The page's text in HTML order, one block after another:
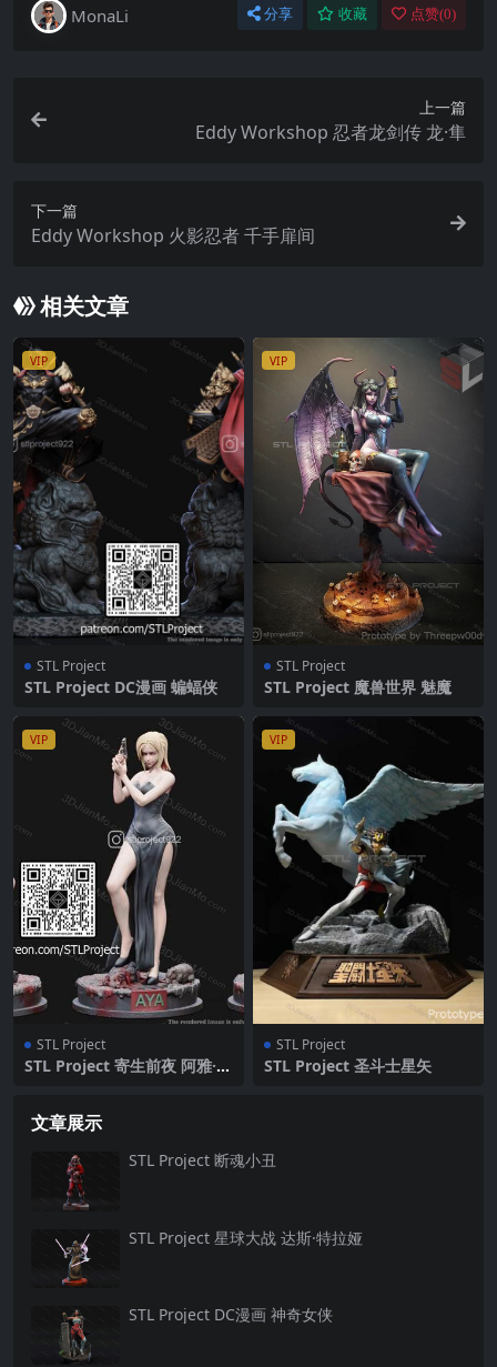
MonaLi 分享 收藏 点赞(0)
上一篇
Eddy Workshop 忍者龙剑传 龙·隼
下一篇
Eddy Workshop 火影忍者 千手扉间
相关文章
VIP
STL Project
STL Project DC漫画 蝙蝠侠
VIP
STL Project
STL Project 魔兽世界 魅魔
VIP
STL Project
STL Project 寄生前夜 阿雅·布
VIP
STL Project
STL Project 圣斗士星矢
文章展示
STL Project 断魂小丑
STL Project 星球大战 达斯·特拉娅
STL Project DC漫画 神奇女侠